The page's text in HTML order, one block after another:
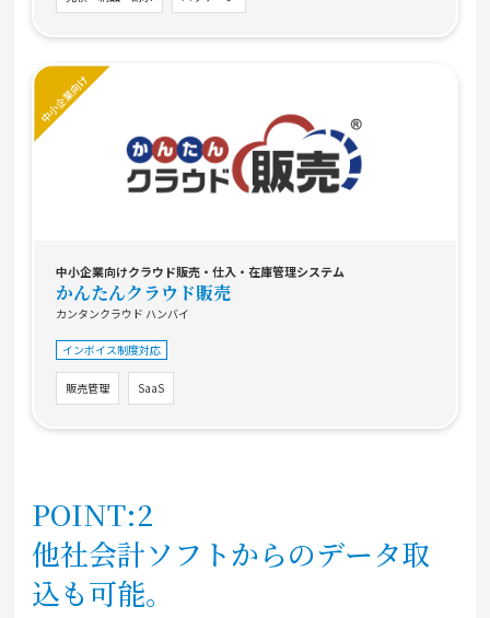
中小企業向けクラウド販売・仕入・在庫管理システム
かんたんクラウド販売
カンタンクラウド ハンバイ
インボイス制度対応
販売管理 SaaS
POINT:2
他社会計ソフトからのデータ取
込も可能。